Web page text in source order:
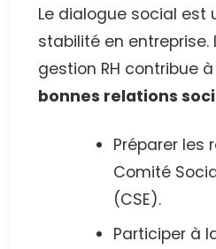
Le dialogue social est
stabilité en entreprise.
gestion RH contribue
bonnes relations
Préparer les
Comité
(CSE).
Participer à